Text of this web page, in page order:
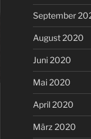
September
August 2020
Juni 2020
Mai 2020
April 2020
März 2020